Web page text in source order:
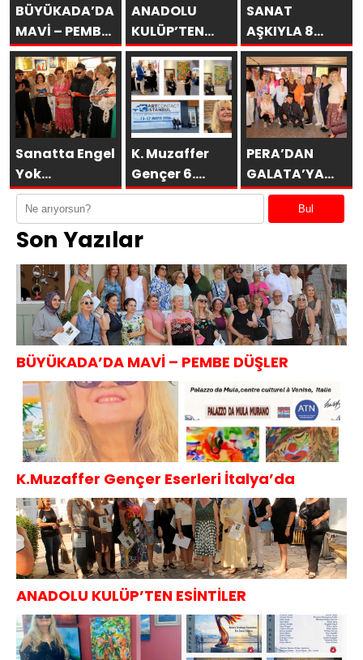
BÜYÜKADA’DA
MAVİ – PEMBE
DÜŞLER
ANADOLU
KULÜP’TEN
ESİNTİLER
SANAT
AŞKIYLA 8
AÇILDI
Sanatta Engel
Yok
Vakfı’ndan
Anlamlı
Sosyal
Projesi
K. Muzaffer
Gençer 6.
ARTCONTACT
SAKÜDER ile
PERA’DAN
GALATA’YA
GURUBU
BAHARABul
Son Yazılar
BÜYÜKADA’DA MAVİ – PEMBE DÜŞLER
K.Muzaffer Gençer Eserleri İtalya’da
ANADOLU KULÜP’TEN ESİNTİLER